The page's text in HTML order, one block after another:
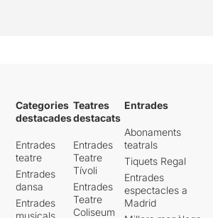
Categories
destacades
Entrades
teatre
Entrades
dansa
Entrades
Teatres
destacats
Entrades
Teatre
Tívoli
Entrades
Teatre
Coliseum
Entrades
Abonaments
teatrals
Tiquets Regal
Entrades
espectacles a
Madrid